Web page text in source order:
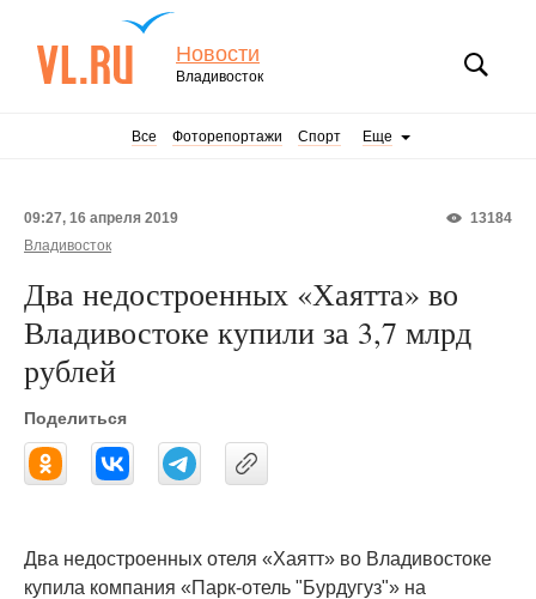
Новости
Владивосток
Все Фоторепортажи Спорт Еще
13184
09:27, 16 апреля 2019
Владивосток
Два недостроенных «Хаятта» во
Владивостоке купили за 3,7 млрд
рублей
Поделиться
Два недостроенных отеля «Хаятт» во Владивостоке
купила компания «Парк-отель "Бурдугуз"» на